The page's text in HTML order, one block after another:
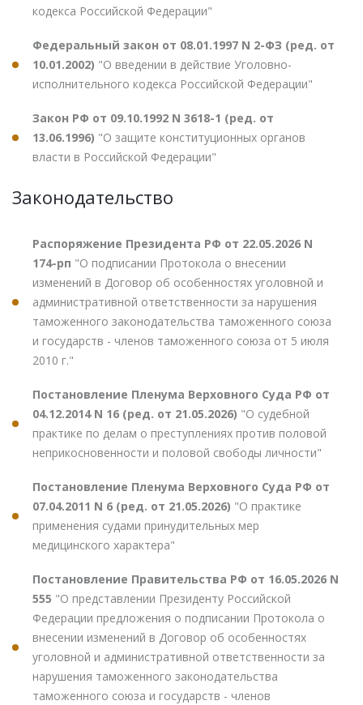
кодекса Российской Федерации"
Федеральный закон от 08.01.1997 N 2-ФЗ (ред. от
10.01.2002) "О введении в действие Уголовно-
исполнительного кодекса Российской Федерации"
Закон РФ от 09.10.1992 N 3618-1 (ред. от
13.06.1996) "О защите конституционных органов
власти в Российской Федерации"
Законодательство
Распоряжение Президента РФ от 22.05.2026 N
174-рп "О подписании Протокола о внесении
изменений в Договор об особенностях уголовной и
административной ответственности за нарушения
таможенного законодательства таможенного союза
и государств - членов таможенного союза от 5 июля
2010 г."
Постановление Пленума Верховного Суда РФ от
04.12.2014 N 16 (ред. от 21.05.2026) "О судебной
практике по делам о преступлениях против половой
неприкосновенности и половой свободы личности"
Постановление Пленума Верховного Суда РФ от
07.04.2011 N 6 (ред. от 21.05.2026) "О практике
применения судами принудительных мер
медицинского характера"
Постановление Правительства РФ от 16.05.2026 N
555 "О представлении Президенту Российской
Федерации предложения о подписании Протокола о
внесении изменений в Договор об особенностях
уголовной и административной ответственности за
нарушения таможенного законодательства
таможенного союза и государств - членов